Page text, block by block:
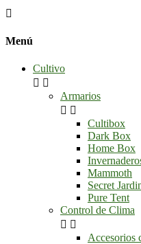

Menú
Cultivo
 
Armarios
 
Cultibox
Dark Box
Home Box
Mammoth
Secret
Pure Tent
Control de Clima
 
Accesorios